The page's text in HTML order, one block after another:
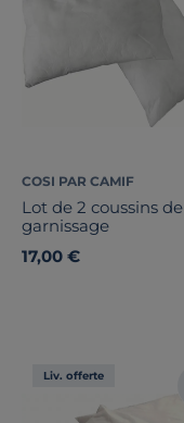
COSI PAR CAMIF
Lot de 2 coussins de
garnissage
17,00 €
Liv. offerte